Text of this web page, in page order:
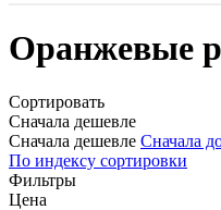
Оранжевые
Сортировать
Сначала дешевле
Сначала дешевле Сначала
По индексу сортировки
Фильтры
Цена